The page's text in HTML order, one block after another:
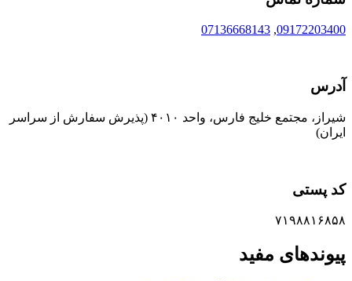
09172203400
,
07136668143
آدرس
شیراز، مجتمع خلیج فارس، واحد ۴۰۱۰ (پذیرش سفارش از سراسر
ایران)
کد پستی
۷۱۹۸۸۱۶۸۵۸
پیوندهای مفید